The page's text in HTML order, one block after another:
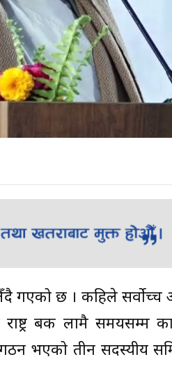
गएको छ । कहिले सर्वोच्च
राष्ट्र बैंक लामै समयसम्म
गठन भएको तीन सदस्यीय